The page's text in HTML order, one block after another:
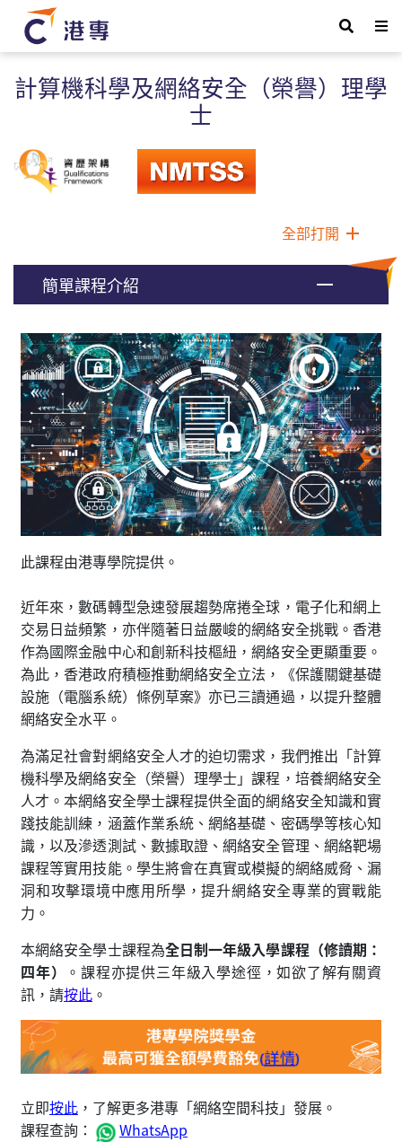
計算機科學及網絡安全（榮譽）理學
士
全部打開
簡單課程介紹
此課程由港專學院提供。
近年來，數碼轉型急速發展趨勢席捲全球，電子化和網上
交易日益頻繁，亦伴隨著日益嚴峻的網絡安全挑戰。香港
作為國際金融中心和創新科技樞紐，網絡安全更顯重要。
為此，香港政府積極推動網絡安全立法，《保護關鍵基礎
設施（電腦系統）條例草案》亦已三讀通過，以提升整體
網絡安全水平。
為滿足社會對網絡安全人才的迫切需求，我們推出「計算
機科學及網絡安全（榮譽）理學士」課程，培養網絡安全
人才。本網絡安全學士課程提供全面的網絡安全知識和實
踐技能訓練，涵蓋作業系統、網絡基礎、密碼學等核心知
識，以及滲透測試、數據取證、網絡安全管理、網絡靶場
課程等實用技能。學生將會在真實或模擬的網絡威脅、漏
洞和攻擊環境中應用所學，提升網絡安全專業的實戰能
力。
本網絡安全學士課程為全日制一年級入學課程（修讀期：
四年）
。課程亦提供三年級入學途徑，如欲了解有關資
訊，請按此 。
立即按此 ，了解更多港專「網絡空間科技」發展。
課程查詢：
WhatsApp